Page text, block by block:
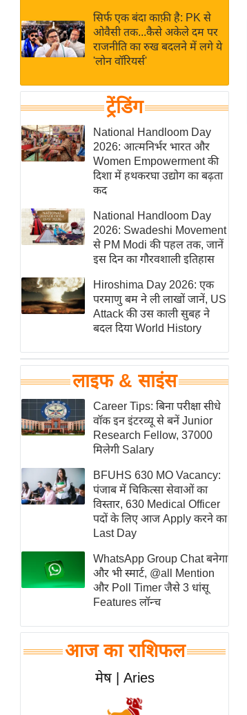
ई-पेपर
मिसाल बेमिसाल
शख्सियत
यंग इंडिया
साहित्य जगत
ऑटो वर्ल्ड
न्यूज ब्रीफ
मनोरंजन जगत
बॉलीवुड
हॉलीवुड
फिल्म समीक्षा
Breaking
News
लाइफस्टाइल
टेक्नॉलॉजी
घरेलू नुस्खे
पर्यटन स्थल
फिटनेस मंत्रा
रिलेशनशिप
राजनीति
विश्लेषण
समसामयिक
मातृभूमि
एम.
आर.
आई.
समीक्षा
धर्म
ज्योतिष
सिर्फ एक बंदा काफ़ी है: PK से
ओवैसी तक...कैसे अकेले दम पर
राजनीति का रुख बदलने में लगे ये
'लोन वॉरियर्स'
ट्रेंडिंग
National Handloom Day
2026: आत्मनिर्भर भारत और
Women Empowerment की
दिशा में हथकरघा उद्योग का बढ़ता
कद
National Handloom Day
2026: Swadeshi Movement
से PM Modi की पहल तक, जानें
इस दिन का गौरवशाली इतिहास
Hiroshima Day 2026: एक
परमाणु बम ने ली लाखों जानें, US
Attack की उस काली सुबह ने
बदल दिया World History
लाइफ & साइंस
Career Tips: बिना परीक्षा सीधे
वॉक इन इंटरव्यू से बनें Junior
Research Fellow, 37000
मिलेगी Salary
BFUHS 630 MO Vacancy:
पंजाब में चिकित्सा सेवाओं का
विस्तार, 630 Medical Officer
पदों के लिए आज Apply करने का
Last Day
WhatsApp Group Chat बनेगा
और भी स्मार्ट, @all Mention
और Poll Timer जैसे 3 धांसू
Features लॉन्च
आज का राशिफल
मेष | Aries